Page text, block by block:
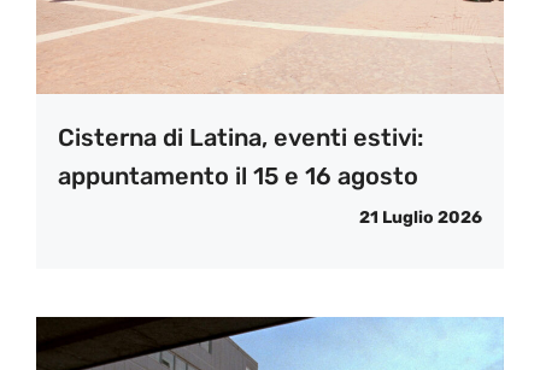
Cisterna di Latina, eventi estivi:
appuntamento il 15 e 16 agosto
21 Luglio 2026